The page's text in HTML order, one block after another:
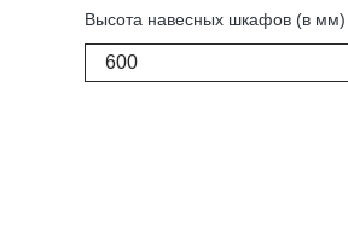
Высота навесных шкафов (в мм)
600